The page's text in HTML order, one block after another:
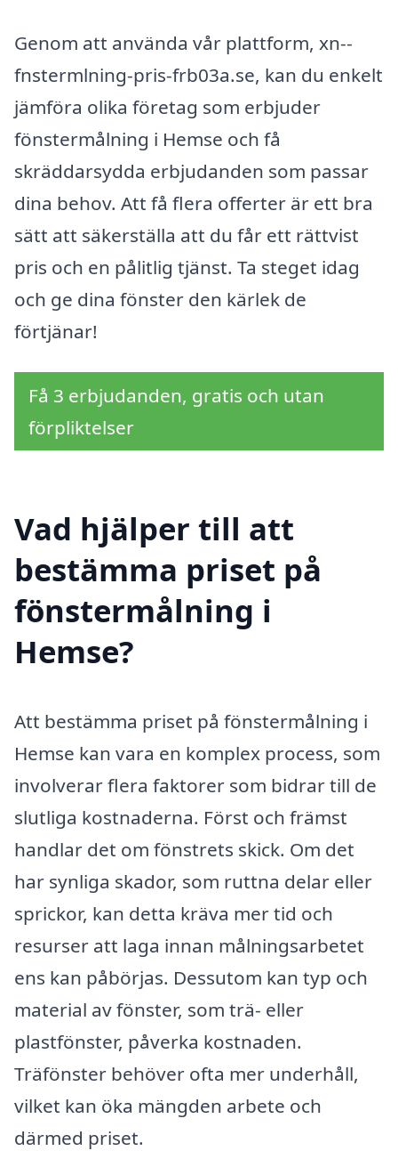
Genom att använda vår plattform, xn--
fnstermlning-pris-frb03a.se, kan du enkelt
jämföra olika företag som erbjuder
fönstermålning i Hemse och få
skräddarsydda erbjudanden som passar
dina behov. Att få flera offerter är ett bra
sätt att säkerställa att du får ett rättvist
pris och en pålitlig tjänst. Ta steget idag
och ge dina fönster den kärlek de
förtjänar!
Få 3 erbjudanden, gratis och utan
förpliktelser
Vad hjälper till att
bestämma priset på
fönstermålning i
Hemse?
Att bestämma priset på fönstermålning i
Hemse kan vara en komplex process, som
involverar flera faktorer som bidrar till de
slutliga kostnaderna. Först och främst
handlar det om fönstrets skick. Om det
har synliga skador, som ruttna delar eller
sprickor, kan detta kräva mer tid och
resurser att laga innan målningsarbetet
ens kan påbörjas. Dessutom kan typ och
material av fönster, som trä- eller
plastfönster, påverka kostnaden.
Träfönster behöver ofta mer underhåll,
vilket kan öka mängden arbete och
därmed priset.